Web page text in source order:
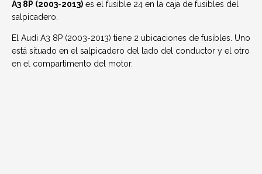
A3 8P (2003-2013) es el fusible 24 en la caja de fusibles del
salpicadero.
El Audi A3 8P (2003-2013) tiene 2 ubicaciones de fusibles. Uno
está situado en el salpicadero del lado del conductor y el otro
en el compartimento del motor.